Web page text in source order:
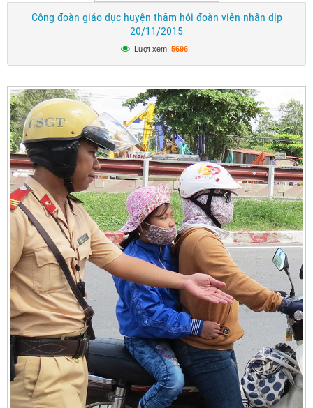
Công đoàn giáo dục huyện thăm hỏi đoàn viên nhân dịp
20/11/2015
Lượt xem: 5696